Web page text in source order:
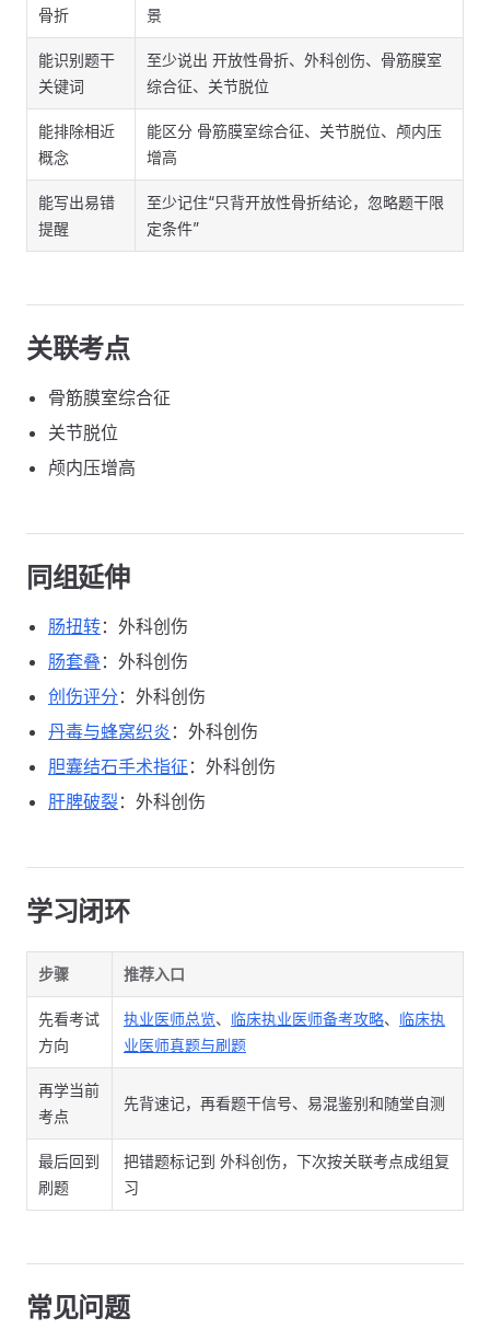
骨折 景
能识别题干
关键词
至少说出 开放性骨折、外科创伤、骨筋膜室
综合征、关节脱位
能排除相近
概念
能区分 骨筋膜室综合征、关节脱位、颅内压
增高
能写出易错
提醒
至少记住“只背开放性骨折结论，忽略题干限
定条件”
关联考点
骨筋膜室综合征
关节脱位
颅内压增高
同组延伸
肠扭转：外科创伤
肠套叠 ：外科创伤
创伤评分 ：外科创伤
丹毒与蜂窝织炎 ：外科创伤
胆囊结石手术指征 ：外科创伤
肝脾破裂：外科创伤
学习闭环
步骤 推荐入口
先看考试
方向
执业医师总览、 临床执业医师备考攻略、 临床执
业医师真题与刷题
再学当前
考点
先背速记，再看题干信号、易混鉴别和随堂自测
最后回到
刷题
把错题标记到 外科创伤，下次按关联考点成组复
习
常见问题